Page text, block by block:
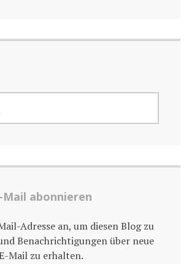
Mail abonnieren
Adresse an, um diesen Blog zu
Benachrichtigungen über neue
Mail zu erhalten.